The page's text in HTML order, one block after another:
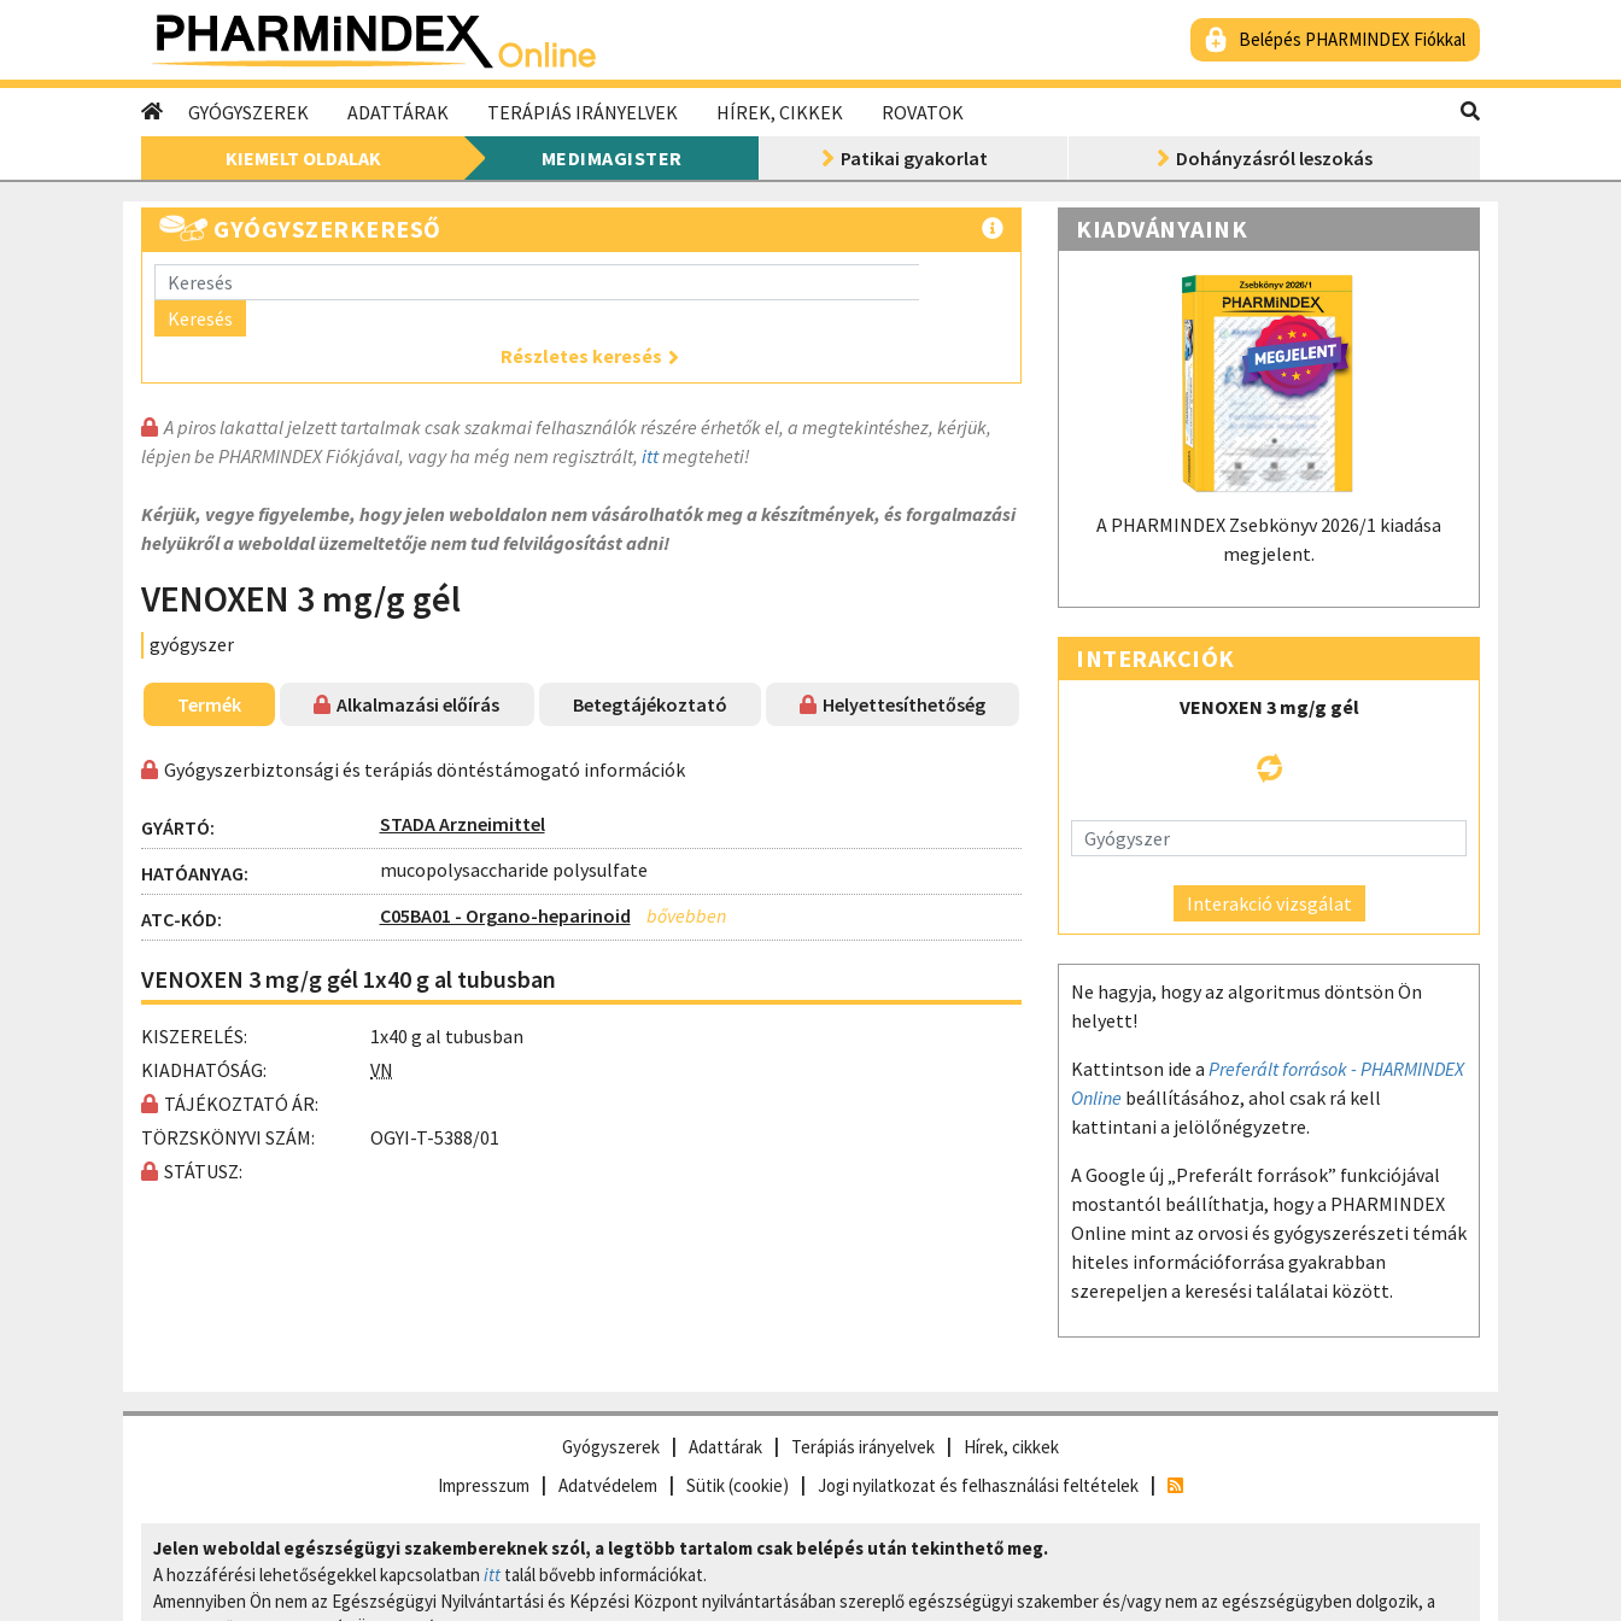
Belépés PHARMINDEX Fiókkal
GYÓGYSZEREK ADATTÁRAK TERÁPIÁS IRÁNYELVEK HÍREK, CIKKEK
ROVATOK
KIEMELT OLDALAK
MEDIMAGISTER Patikai gyakorlat Dohányzásról leszokás
GYÓGYSZERKERESŐ
Keresés
Részletes keresés
A piros lakattal jelzett tartalmak csak szakmai felhasználók részére érhetők el, a megtekintéshez, kérjük,
lépjen be PHARMINDEX Fiókjával, vagy ha még nem regisztrált, ittmegteheti!
Kérjük, vegye figyelembe, hogy jelen weboldalon nem vásárolhatók meg a készítmények, és forgalmazási
helyükről a weboldal üzemeltetője nem tud felvilágosítást adni!
VENOXEN 3 mg/g gél
gyógyszer
Termék Alkalmazási előírás Betegtájékoztató Helyettesíthetőség
Gyógyszerbiztonsági és terápiás döntéstámogató információk
GYÁRTÓ: STADA Arzneimittel
HATÓANYAG: mucopolysaccharide polysulfate
ATC-KÓD: C05BA01 - Organo-heparinoid
VENOXEN 3 mg/g gél 1x40 g al tubusban
KISZERELÉS:
1x40 g al tubusban
KIADHATÓSÁG:
VN
TÁJÉKOZTATÓ ÁR:
TÖRZSKÖNYVI SZÁM:
OGYI-T-5388/01
STÁTUSZ:
KIADVÁNYAINK
A PHARMINDEX Zsebkönyv 2026/1 kiadása
megjelent.
INTERAKCIÓK
VENOXEN 3 mg/g gél
Interakció vizsgálat
Ne hagyja, hogy az algoritmus döntsön Ön
helyett!
Kattintson ide a Preferált források - PHARMINDEX
Online beállításához, ahol csak rá kell
kattintani a jelölőnégyzetre.
A Google új „Preferált források” funkciójával
mostantól beállíthatja, hogy a PHARMINDEX
Online mint az orvosi és gyógyszerészeti témák
hiteles információforrása gyakrabban
szerepeljen a keresési találatai között.
Gyógyszerek Adattárak Terápiás irányelvek
Hírek, cikkek
Impresszum
Adatvédelem Sütik (cookie) Jogi nyilatkozat és felhasználási feltételek
Jelen weboldal egészségügyi szakembereknek szól, a legtöbb tartalom csak belépés után tekinthető meg.
A hozzáférési lehetőségekkel kapcsolatban itt talál bővebb információkat.
Amennyiben Ön nem az Egészségügyi Nyilvántartási és Képzési Központ nyilvántartásában szereplő egészségügyi szakember és/vagy nem az egészségügyben dolgozik, a